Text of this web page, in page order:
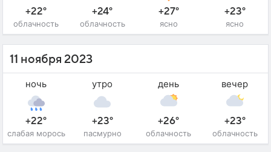
+22°
облачность
+24°
облачность
+27°
ясно
+23°
ясно
11 ноября 2023
ночь
+22°
слабая морось
утро
+23°
пасмурно
день
+26°
облачность
вечер
+23°
облачность